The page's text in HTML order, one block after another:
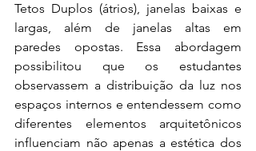
Tetos Duplos (átrios), janelas baixas e
largas, além de janelas altas em
paredes opostas. Essa abordagem
possibilitou que os estudantes
observassem a distribuição da luz nos
espaços internos e entendessem como
diferentes elementos arquitetônicos
influenciam não apenas a estética dos